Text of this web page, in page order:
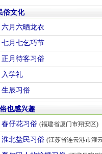
俗文化
六月六晒龙衣
七月七乞巧节
正月待客习俗
入学礼
生辰习俗
也感兴趣
春仔花习俗 (福建省厦门市翔安区)
淮北盐民习俗 (江苏省连云港市灌